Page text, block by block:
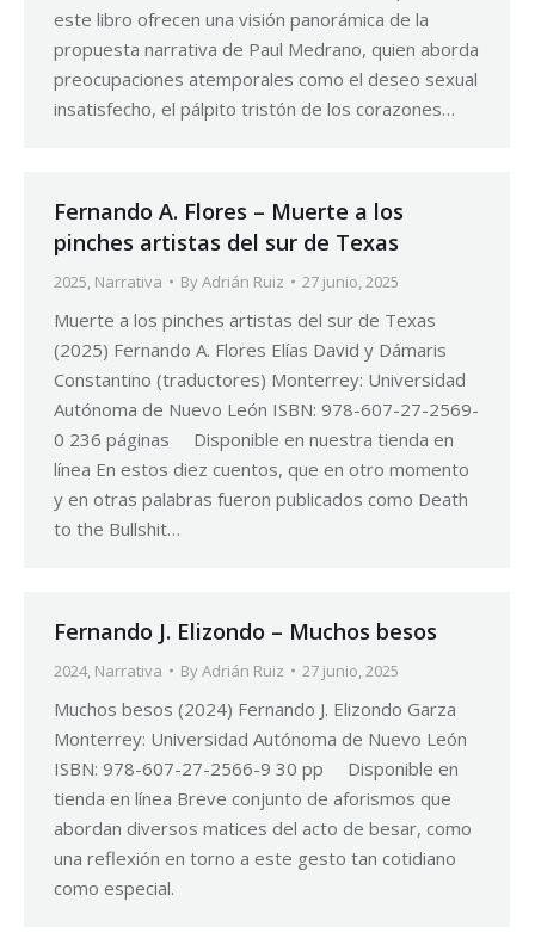
este libro ofrecen una visión panorámica de la
propuesta narrativa de Paul Medrano, quien aborda
preocupaciones atemporales como el deseo sexual
insatisfecho, el pálpito tristón de los corazones…
Fernando A. Flores – Muerte a los
pinches artistas del sur de Texas
2025, Narrativa ByAdrián Ruiz 27 junio, 2025
Muerte a los pinches artistas del sur de Texas
(2025) Fernando A. Flores Elías David y Dámaris
Constantino (traductores) Monterrey: Universidad
Autónoma de Nuevo León ISBN: 978-607-27-2569-
0 236 páginas Disponible en nuestra tienda en
línea En estos diez cuentos, que en otro momento
y en otras palabras fueron publicados como Death
to the Bullshit…
Fernando J. Elizondo – Muchos besos
2024, Narrativa ByAdrián Ruiz 27 junio, 2025
Muchos besos (2024) Fernando J. Elizondo Garza
Monterrey: Universidad Autónoma de Nuevo León
ISBN: 978-607-27-2566-9 30 pp Disponible en
tienda en línea Breve conjunto de aforismos que
abordan diversos matices del acto de besar, como
una reflexión en torno a este gesto tan cotidiano
como especial.